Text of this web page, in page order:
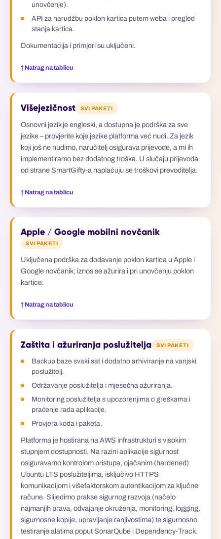
unovčenje).
API za narudžbu poklon kartica putem weba i pregled
stanja kartica.
Dokumentacija i primjeri su uključeni.
↑ Natrag na tablicu
Višejezičnost SVI PAKETI
Osnovni jezik je engleski, a dostupna je podrška za sve
jezike – provjerite koje jezike platforma već nudi. Za jezik
koji još ne nudimo, naručitelj osigurava prijevode, a mi ih
implementiramo bez dodatnog troška. U slučaju prijevoda
od strane SmartGifty-a naplaćuju se troškovi prevoditelja.
↑ Natrag na tablicu
Apple / Google mobilni novčanik
SVI PAKETI
Uključena podrška za dodavanje poklon kartica u Apple i
Google novčanik; iznos se ažurira i pri unovčenju poklon
kartice.
↑ Natrag na tablicu
Zaštita i ažuriranja poslužitelja SVI PAKETI
Backup baze svaki sat i dodatno arhiviranje na vanjski
poslužitelj.
Održavanje poslužitelja i mjesečna ažuriranja.
Monitoring poslužitelja s upozorenjima o greškama i
praćenje rada aplikacije.
Provjera koda i paketa.
Platforma je hostirana na AWS infrastrukturi s visokim
stupnjem dostupnosti. Na razini aplikacije sigurnost
osiguravamo kontrolom pristupa, ojačanim (hardened)
Ubuntu LTS poslužiteljima, isključivo HTTPS
komunikacijom i višefaktorskom autentikacijom za ključne
račune. Slijedimo prakse sigurnog razvoja (načelo
najmanjih prava, odvajanje okruženja, monitoring, logging,
sigurnosne kopije, upravljanje ranjivostima) te sigurnosno
testiranje alatima poput SonarQube i Dependency-Track.